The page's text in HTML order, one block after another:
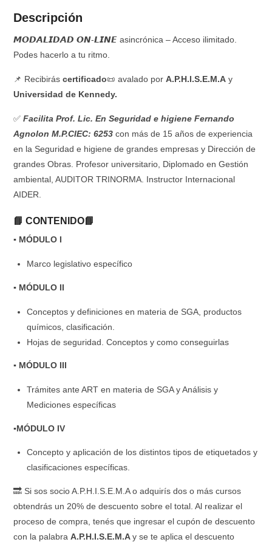
Descripción
𝙈𝙊𝘿𝘼𝙇𝙄𝘿𝘼𝘿 𝙊𝙉-𝙇𝙄𝙉𝙀 asincrónica – Acceso ilimitado.
Podes hacerlo a tu ritmo.
📌 Recibiráscertificado📜 avalado porA.P.H.I.S.E.M.A y
Universidad de Kennedy.
✅Facilita Prof. Lic. En Seguridad e higiene Fernando
Agnolon M.P.CIEC: 6253 con más de 15 años de experiencia
en la Seguridad e higiene de grandes empresas y Dirección de
grandes Obras. Profesor universitario, Diplomado en Gestión
ambiental, AUDITOR TRINORMA. Instructor Internacional
AIDER.
📘 CONTENIDO📘
▪ MÓDULO I
Marco legislativo específico
▪ MÓDULO II
Conceptos y definiciones en materia de SGA, productos
químicos, clasificación.
Hojas de seguridad. Conceptos y como conseguirlas
▪ MÓDULO III
Trámites ante ART en materia de SGA y Análisis y
Mediciones específicas
▪MÓDULO IV
Concepto y aplicación de los distintos tipos de etiquetados y
clasificaciones específicas.
🔜 Si sos socio A.P.H.I.S.E.M.A o adquirís dos o más cursos
obtendrás un 20% de descuento sobre el total. Al realizar el
proceso de compra, tenés que ingresar el cupón de descuento
con la palabraA.P.H.I.S.E.M.Ay se te aplica el descuento